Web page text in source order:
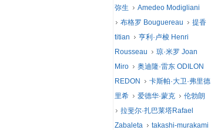
弥生
Amedeo Modigliani
布格罗 Bouguereau
提香
titian
亨利·卢梭 Henri
Rousseau
琼·米罗 Joan
Miro
奥迪隆·雷东 ODILON
REDON
卡斯帕·大卫·弗里德
里希
爱德华·蒙克
伦勃朗
拉斐尔·扎巴莱塔Rafael
Zabaleta
takashi-murakami